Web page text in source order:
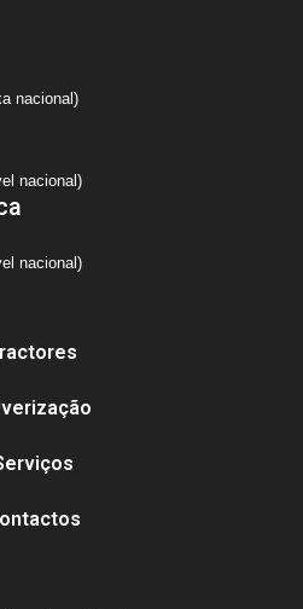
nacional)
nacional)
nacional)